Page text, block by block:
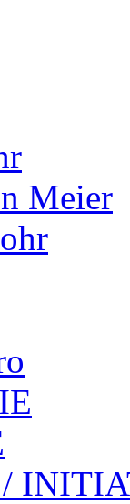
Meier